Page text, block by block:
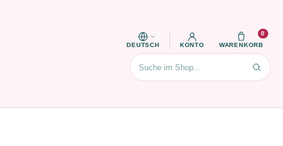
DEUTSCH KONTO WARENKORB
0
Suchen